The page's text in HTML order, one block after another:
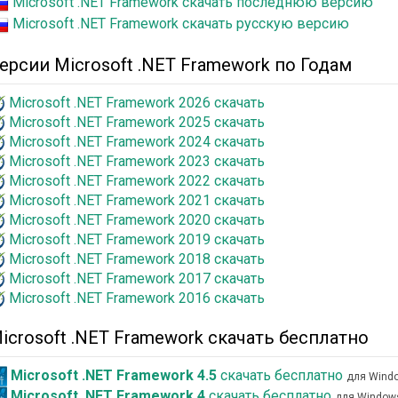
Microsoft .NET Framework скачать русскую версию
Microsoft .NET Framework по Годам
Microsoft .NET Framework 2026 скачать
Microsoft .NET Framework 2025 скачать
Microsoft .NET Framework 2024 скачать
Microsoft .NET Framework 2023 скачать
Microsoft .NET Framework 2022 скачать
Microsoft .NET Framework 2021 скачать
Microsoft .NET Framework 2020 скачать
Microsoft .NET Framework 2019 скачать
Microsoft .NET Framework 2018 скачать
Microsoft .NET Framework 2017 скачать
Microsoft .NET Framework 2016 скачать
.NET Framework скачать бесплатно
Microsoft .NET Framework 4.5 скачать бесплатно для